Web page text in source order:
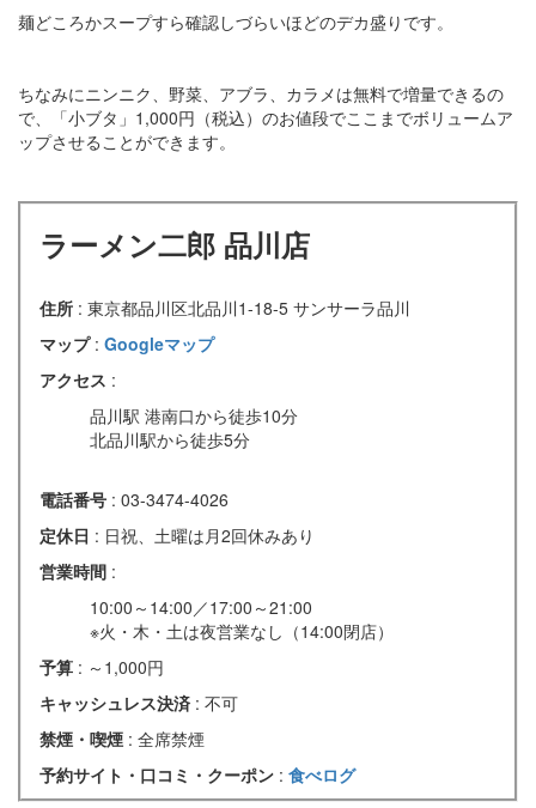
麺どころかスープすら確認しづらいほどのデカ盛りです。
ちなみにニンニク、野菜、アブラ、カラメは無料で増量できるの
で、「小ブタ」1,000円（税込）のお値段でここまでボリュームア
ップさせることができます。
ラーメン二郎 品川店
住所 : 東京都品川区北品川1-18-5 サンサーラ品川
マップ : Googleマップ
アクセス :
品川駅 港南口から徒歩10分
北品川駅から徒歩5分
電話番号 : 03-3474-4026
定休日 : 日祝、土曜は月2回休みあり
営業時間 :
10:00～14:00／17:00～21:00
※火・木・土は夜営業なし（14:00閉店）
予算 : ～1,000円
キャッシュレス決済 : 不可
禁煙・喫煙 : 全席禁煙
予約サイト・口コミ・クーポン : 食べログ